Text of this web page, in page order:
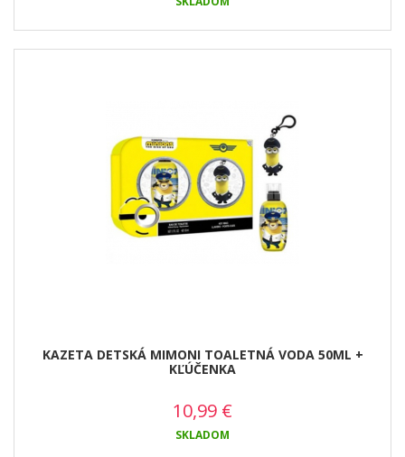
KAZETA DETSKÁ MIMONI TOALETNÁ VODA 50ML +
KĽÚČENKA
10,99 €
SKLADOM